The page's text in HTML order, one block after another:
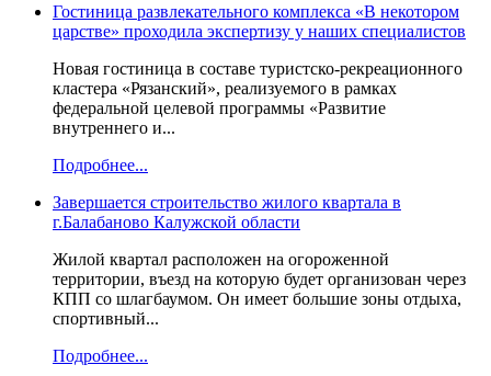
Гостиница развлекательного комплекса «В некотором
царстве» проходила экспертизу у наших специалистов
Новая гостиница в составе туристско-рекреационного
кластера «Рязанский», реализуемого в рамках
федеральной целевой программы «Развитие
внутреннего и...
Подробнее...
Завершается строительство жилого квартала в
г.Балабаново Калужской области
Жилой квартал расположен на огороженной
территории, въезд на которую будет организован через
КПП со шлагбаумом. Он имеет большие зоны отдыха,
спортивный...
Подробнее...